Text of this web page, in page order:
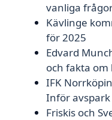
vanliga
Kävlinge
för 2025
Edvard
och fakta om
IFK
Inför avspark
Friskis och